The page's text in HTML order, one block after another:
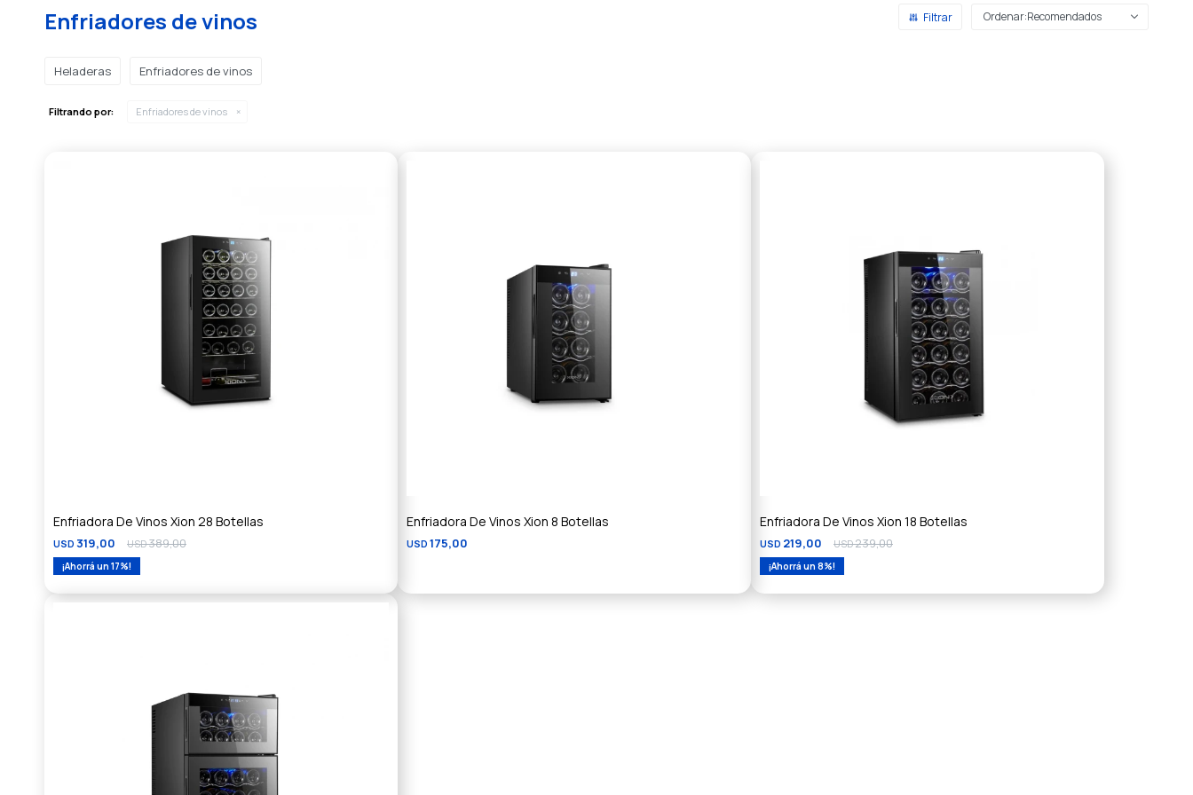
Enfriadores de vinos Recomendados
Heladeras Enfriadores de vinos
Filtrando por: Enfriadores de vinos
Enfriadora De Vinos Xion 28 Botellas
USD 319,00 USD389,00
17
Enfriadora De Vinos Xion 8 Botellas
USD 175,00
Enfriadora De Vinos Xion 18 Botellas
USD 219,00 USD239,00
8